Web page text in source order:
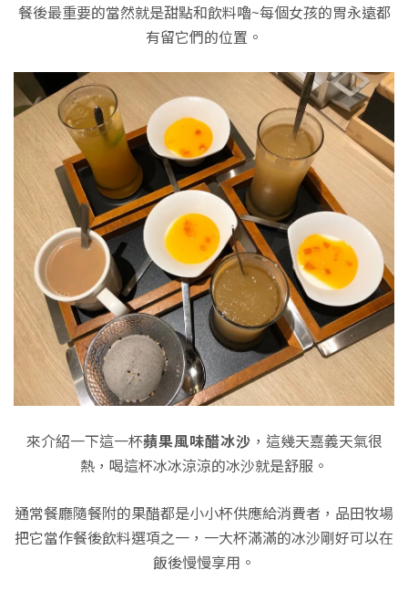
餐後最重要的當然就是甜點和飲料嚕~每個女孩的胃永遠都
有留它們的位置。
來介紹一下這一杯蘋果風味醋冰沙 ，這幾天嘉義天氣很
熱，喝這杯冰冰涼涼的冰沙就是舒服。
通常餐廳隨餐附的果醋都是小小杯供應給消費者，品田牧場
把它當作餐後飲料選項之一，一大杯滿滿的冰沙剛好可以在
飯後慢慢享用。